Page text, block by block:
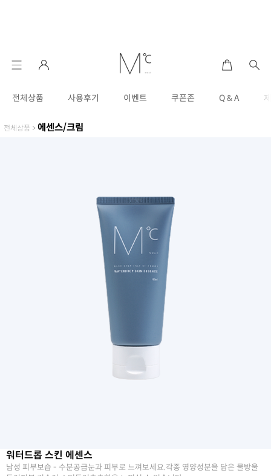
전체상품 사용후기 이벤트 쿠폰존 Q & A
전체상품 > 에센스/크림
워터드롭 스킨 에센스
남성 피부보습 - 수분공급눈과 피부로 느껴보세요.각종 영양성분을 담은 물방울